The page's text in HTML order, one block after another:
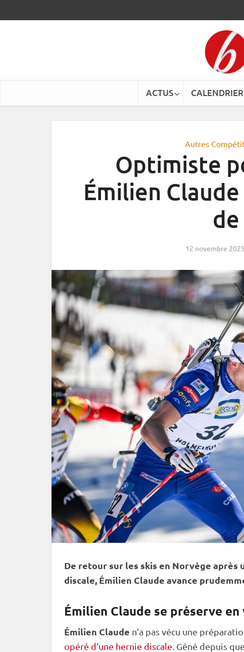
ACTUS CALENDRIER
Autres
Optimiste
Émilien
12 novembre 2025
De retour sur les skis en Norvège
discale, Émilien Claude avance
Émilien Claude se préserve en
Émilien Claude n’a pas vécu une
opéré d’une hernie discale . Gêné depuis